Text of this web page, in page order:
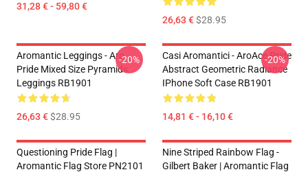
31,28 € - 59,80 €
26,63 €$28.95
Aromantic Leggings - Aro
Pride Mixed Size Pyramids
Leggings RB1901
26,63 €$28.95
-20%
Casi Aromantici - AroAce Pride
Abstract Geometric Radiance
IPhone Soft Case RB1901
14,81 € - 16,10 €
-20%
Questioning Pride Flag |
Aromantic Flag Store PN2101
Nine Striped Rainbow Flag -
Gilbert Baker | Aromantic Flag